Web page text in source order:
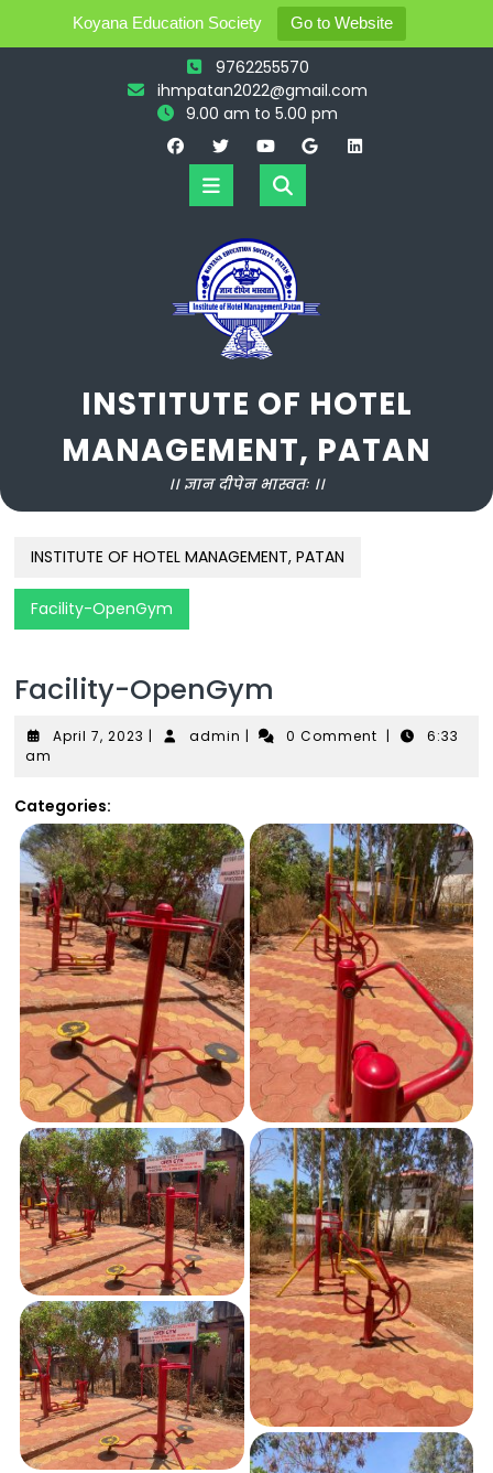
Koyana Education Society Go to Website
9762255570
ihmpatan2022@gmail.com
9.00 am to 5.00 pm
Open
Button
INSTITUTE OF HOTEL
MANAGEMENT, PATAN
।। ज्ञान दीपेन भास्वतः ।।
INSTITUTE OF HOTEL MANAGEMENT, PATAN
Facility-OpenGym
Facility-OpenGym
April 7, 2023 April
| admin admin
| 0 Comment |
6:33
am
Categories: